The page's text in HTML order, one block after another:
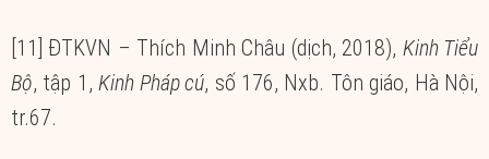
[11] ĐTKVN – Thích Minh Châu (dịch, 2018), Kinh Tiểu
Bộ, tập 1,Kinh Pháp cú, số 176, Nxb. Tôn giáo, Hà Nội,
tr.67.